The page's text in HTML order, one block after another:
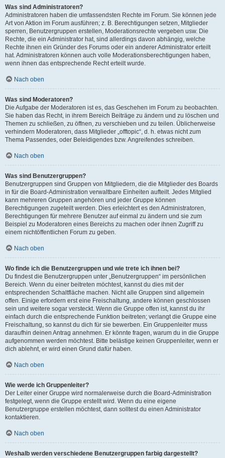
Was sind Administratoren?
Administratoren haben die umfassendsten Rechte im Forum. Sie können jede
Art von Aktion im Forum ausführen; z. B. Berechtigungen setzen, Mitglieder
sperren, Benutzergruppen erstellen, Moderationsrechte vergeben usw. Die
Rechte, die ein Administrator hat, sind allerdings davon abhängig, welche
Rechte ihnen ein Gründer des Forums oder ein anderer Administrator erteilt
hat. Administratoren können auch volle Moderationsberechtigungen haben,
wenn ihnen das entsprechende Recht erteilt wurde.
Nach oben
Was sind Moderatoren?
Die Aufgabe der Moderatoren ist es, das Geschehen im Forum zu beobachten.
Sie haben das Recht, in ihrem Bereich Beiträge zu ändern und zu löschen und
Themen zu schließen, zu öffnen, zu verschieben und zu teilen. Üblicherweise
verhindern Moderatoren, dass Mitglieder „offtopic“, d. h. etwas nicht zum
Thema Passendes, oder Beleidigendes bzw. Angreifendes schreiben.
Nach oben
Was sind Benutzergruppen?
Benutzergruppen sind Gruppen von Mitgliedern, die die Mitglieder des Boards
in für die Board-Administration verwaltbare Einheiten aufteilt. Jedes Mitglied
kann mehreren Gruppen angehören und jeder Gruppe können
Berechtigungen zugeteilt werden. Dies erleichtert es den Administratoren,
Berechtigungen für mehrere Benutzer auf einmal zu ändern und sie zum
Beispiel zu Moderatoren eines Bereichs zu machen oder ihnen Zugriff zu
einem nichtöffentlichen Forum zu geben.
Nach oben
Wo finde ich die Benutzergruppen und wie trete ich ihnen bei?
Du findest die Benutzergruppen unter „Benutzergruppen“ im persönlichen
Bereich. Wenn du einer beitreten möchtest, kannst du dies mit der
entsprechenden Schaltfläche machen. Nicht alle Gruppen sind allgemein
offen. Einige erfordern erst eine Freischaltung, andere können geschlossen
sein und weitere sogar versteckt. Wenn die Gruppe offen ist, kannst du ihr
einfach durch die entsprechende Funktion beitreten; verlangt die Gruppe eine
Freischaltung, so kannst du dich für sie bewerben. Ein Gruppenleiter muss
daraufhin deinen Antrag annehmen. Er könnte fragen, warum du in die Gruppe
aufgenommen werden möchtest. Bitte belästige keinen Gruppenleiter, wenn er
dich ablehnt, er wird einen Grund dafür haben.
Nach oben
Wie werde ich Gruppenleiter?
Der Leiter einer Gruppe wird normalerweise durch die Board-Administration
festgelegt, wenn die Gruppe erstellt wird. Wenn du eine eigene
Benutzergruppe erstellen möchtest, dann solltest du einen Administrator
kontaktieren.
Nach oben
Weshalb werden verschiedene Benutzergruppen farbig dargestellt?